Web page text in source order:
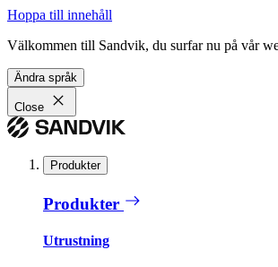
Hoppa till innehåll
Välkommen till Sandvik, du surfar nu på vår
Ändra språk
Close
Produkter
Produkter
Utrustning